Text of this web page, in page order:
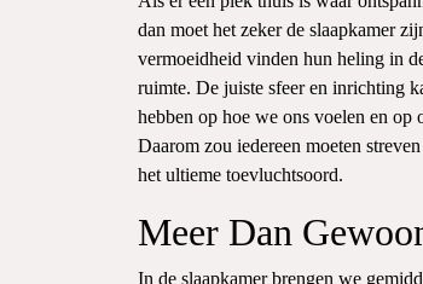
dan moet het zeker de slaapkamer
vermoeidheid vinden hun heling in
ruimte. De juiste sfeer en inrichting
hebben op hoe we ons voelen en op
Daarom zou iedereen moeten
het ultieme toevluchtsoord.
Meer Dan
In de slaapkamer brengen we